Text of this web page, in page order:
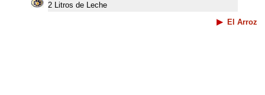
2 Litros de Leche
El Arroz